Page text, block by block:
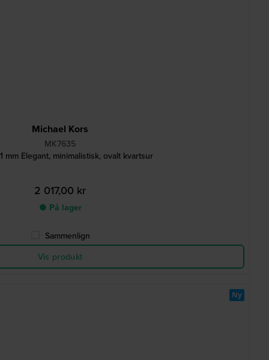
Michael Kors
MK7635
mm Elegant, minimalistisk, ovalt kvartsur
2 017,00 kr
● På lager
Sammenlign
Vis produkt
Ny